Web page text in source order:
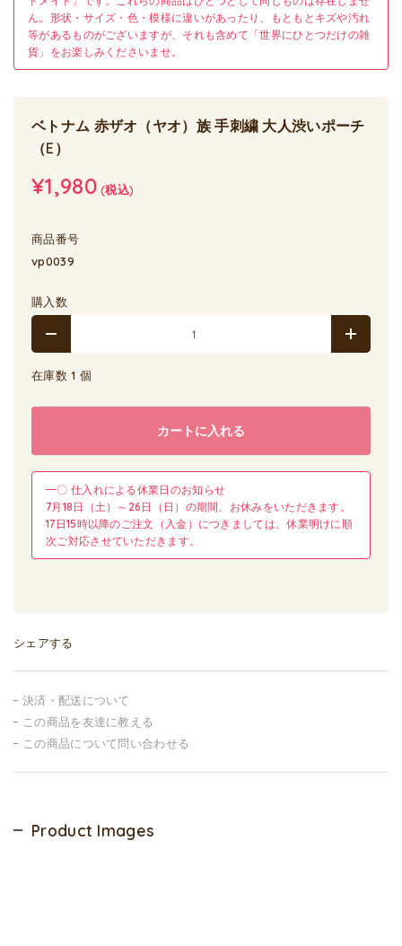
ん。形状・サイズ・色・模様に違いがあったり、もともとキズや汚れ
等があるものがございますが、それも含めて「世界にひとつだけの雑
貨」をお楽しみくださいませ。
ベトナム 赤ザオ（ヤオ）族 手刺繍 大人渋いポーチ
（E）
¥1,980(税込)
商品番号
vp0039
購入数
在庫数 1 個
カートに入れる
━〇 仕入れによる休業日のお知らせ
7月18日（土）～26日（日）の期間、お休みをいただきます。
17日15時以降のご注文（入金）につきましては、休業明けに順
次ご対応させていただきます。
シェアする
決済・配送について
この商品を友達に教える
この商品について問い合わせる
Product Images